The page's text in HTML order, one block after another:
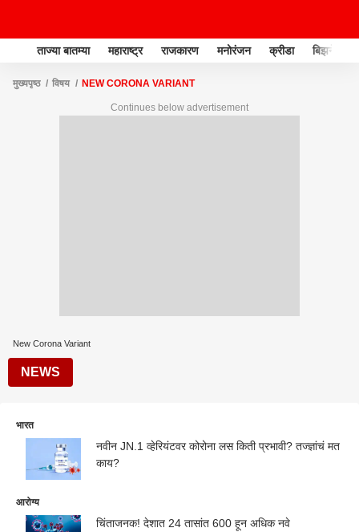
ताज्या बातम्या महाराष्ट्र राजकारण मनोरंजन क्रीडा बिझनेस
मुख्यपृष्ठ विषय NEW CORONA VARIANT
Continues below advertisement
New Corona Variant
NEWS
भारत
नवीन JN.1 व्हेरियंटवर कोरोना लस किती प्रभावी? तज्ज्ञांचं मत
काय?
आरोग्य
चिंताजनक! देशात 24 तासांत 600 हून अधिक नवे